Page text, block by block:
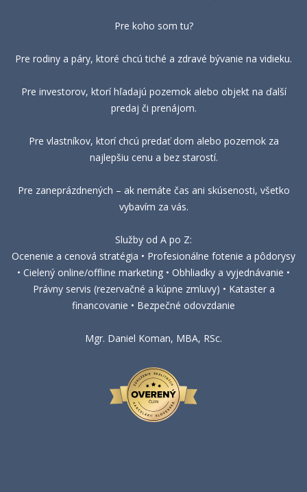
Pre koho som tu?
Pre rodiny a páry, ktoré chcú tiché a zdravé bývanie na vidieku.
Pre investorov, ktorí hľadajú pozemok alebo objekt na ďalší
predaj či prenájom.
Pre vlastníkov, ktorí chcú predať dom alebo pozemok za
najlepšiu cenu a bez starostí.
Pre zaneprázdnených – ak nemáte čas ani skúsenosti, všetko
vybavím za vás.
Služby od A po Z:
Ocenenie a cenová stratégia • Profesionálne fotenie a pôdorysy
• Cielený online/offline marketing • Obhliadky a vyjednávanie •
Právny servis (rezervačné a kúpne zmluvy) • Kataster a
financovanie • Bezpečné odovzdanie
Mgr. Daniel Koman, MBA, RSc.